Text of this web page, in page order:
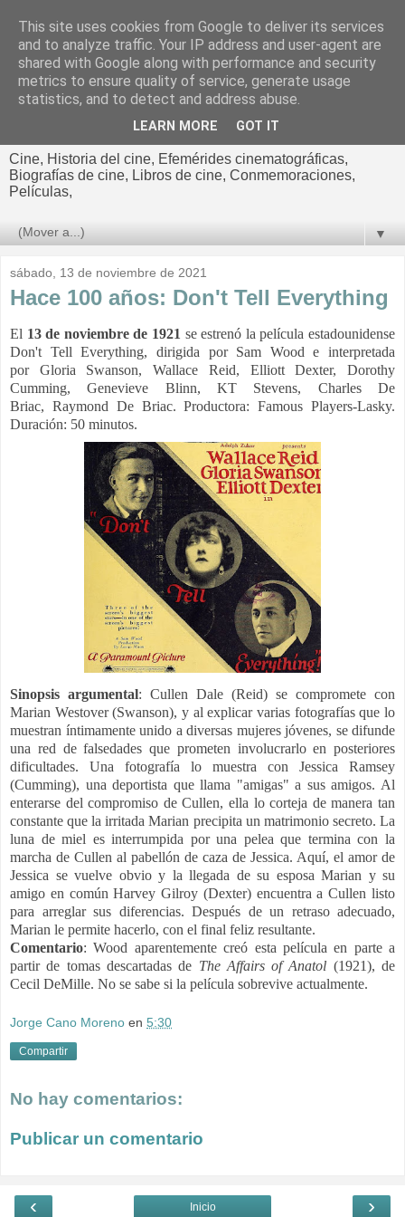
El cultural
cinematográfico de Jorge
Cine, Historia del cine, Efemérides cinematográficas,
Biografías de cine, Libros de cine, Conmemoraciones,
Películas,
▼
sábado, 13 de noviembre de 2021
Hace 100 años: Don't Tell Everything
El 13 de noviembre de 1921 se estrenó la película estadounidense
Don't Tell Everything, dirigida por Sam Wood e interpretada
por Gloria Swanson, Wallace Reid, Elliott Dexter,Dorothy
Cumming,Genevieve Blinn,KT Stevens, Charles De
Briac, Raymond De Briac. Productora:Famous Players-Lasky.
Duración: 50 minutos.
Sinopsis argumental: Cullen Dale (Reid) se compromete con
Marian Westover (Swanson), y al explicar varias fotografías que lo
muestran íntimamente unido a diversas mujeres jóvenes, se difunde
una red de falsedades que prometen involucrarlo en posteriores
dificultades. Una fotografía lo muestra con Jessica Ramsey
(Cumming), una deportista que llama "amigas" a sus amigos. Al
enterarse del compromiso de Cullen, ella lo corteja de manera tan
constante que la irritada Marian precipita un matrimonio secreto. La
luna de miel es interrumpida por una pelea que termina con la
marcha de Cullen al pabellón de caza de Jessica. Aquí, el amor de
Jessica se vuelve obvio y la llegada de su esposa Marian y su
amigo en común Harvey Gilroy (Dexter) encuentra a Cullen listo
para arreglar sus diferencias. Después de un retraso adecuado,
Marian le permite hacerlo, con el final feliz resultante.
Comentario:Wood aparentemente creó esta película en parte a
partir de tomas descartadas de The Affairs of Anatol (1921), de
Cecil DeMille. No se sabe si la película sobrevive actualmente.
Jorge Cano Moreno en 5:30
Compartir
No hay comentarios:
Publicar un comentario
‹ ›
Inicio
This site uses cookies from Google to deliver its services
and to analyze traffic. Your IP address and user-agent are
shared with Google along with performance and security
metrics to ensure quality of service, generate usage
statistics, and to detect and address abuse.
LEARN MORE GOT IT